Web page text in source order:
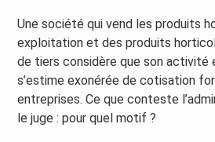
Être prêt pour la facturation électronique
Une société qui vend les produits
exploitation et des produits
de tiers considère que son activité
s’estime exonérée de cotisation
entreprises. Ce que conteste
le juge : pour quel motif ?